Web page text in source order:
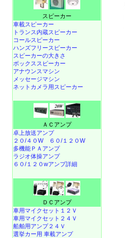
スピーカー
車載スピーカー
トランス内蔵スピーカー
コールスピーカー
ハンズフリースピーカー
スピーカーの大きさ
ボックススピーカー
アナウンスマシン
メッセージマシン
ネットカメラ用スピーカー
ＡＣアンプ
卓上放送アンプ
２０/４０W
６０/１２０W
多機能ＰＡアンプ
ラジオ体操アンプ
６０/１２０wアンプ詳細
ＤＣアンプ
車用マイクセット１２Ｖ
車用マイクセット２４Ｖ
船舶用アンプ２４Ｖ
選挙カー用 車載アンプ